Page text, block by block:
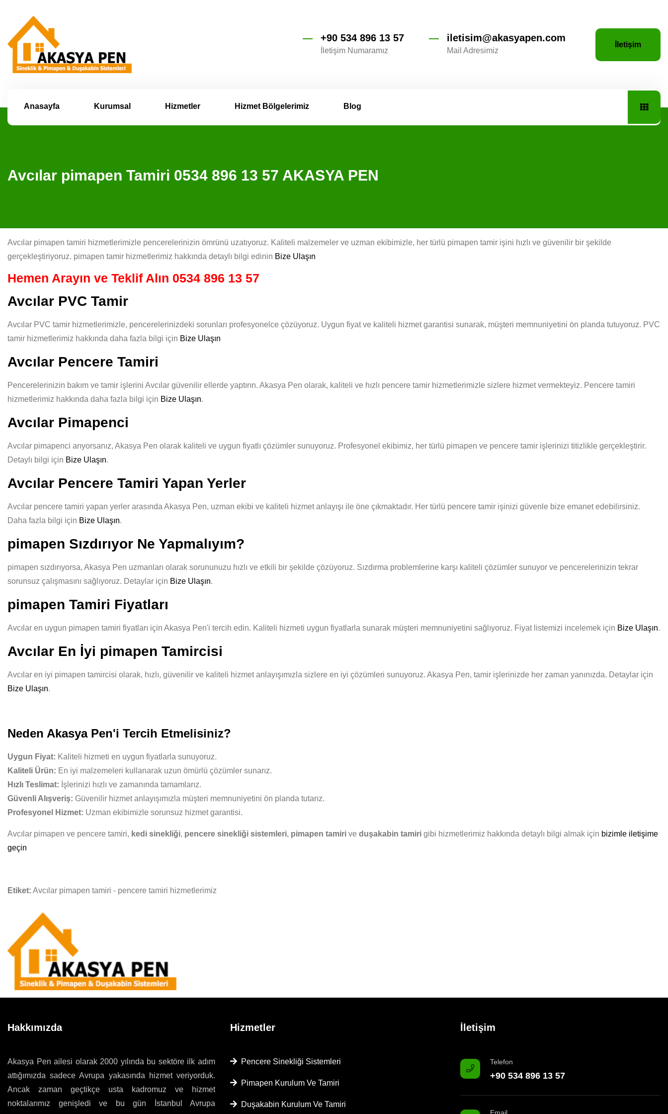
+90 534 896 13 57
İletişim Numaramız
iletisim@akasyapen.com
Mail Adresimiz
İletişim
Anasayfa Kurumsal Hizmetler Hizmet Bölgelerimiz Blog
Avcılar pimapen Tamiri 0534 896 13 57 AKASYA PEN
Avcılar pimapen tamiri hizmetlerimizle pencerelerinizin ömrünü uzatıyoruz. Kaliteli malzemeler ve uzman ekibimizle, her türlü pimapen tamir işini hızlı ve güvenilir bir şekilde
gerçekleştiriyoruz. pimapen tamir hizmetlerimiz hakkında detaylı bilgi edinin Bize Ulaşın
Hemen Arayın ve Teklif Alın 0534 896 13 57
Avcılar PVC Tamir
Avcılar PVC tamir hizmetlerimizle, pencerelerinizdeki sorunları profesyonelce çözüyoruz. Uygun fiyat ve kaliteli hizmet garantisi sunarak, müşteri memnuniyetini ön planda tutuyoruz. PVC
tamir hizmetlerimiz hakkında daha fazla bilgi için Bize Ulaşın
Avcılar Pencere Tamiri
Pencerelerinizin bakım ve tamir işlerini Avcılar güvenilir ellerde yaptırın. Akasya Pen olarak, kaliteli ve hızlı pencere tamir hizmetlerimizle sizlere hizmet vermekteyiz. Pencere tamiri
hizmetlerimiz hakkında daha fazla bilgi için Bize Ulaşın.
Avcılar Pimapenci
Avcılar pimapenci arıyorsanız, Akasya Pen olarak kaliteli ve uygun fiyatlı çözümler sunuyoruz. Profesyonel ekibimiz, her türlü pimapen ve pencere tamir işlerinizi titizlikle gerçekleştirir.
Detaylı bilgi için Bize Ulaşın.
Avcılar Pencere Tamiri Yapan Yerler
Avcılar pencere tamiri yapan yerler arasında Akasya Pen, uzman ekibi ve kaliteli hizmet anlayışı ile öne çıkmaktadır. Her türlü pencere tamir işinizi güvenle bize emanet edebilirsiniz.
Daha fazla bilgi için Bize Ulaşın.
pimapen Sızdırıyor Ne Yapmalıyım?
pimapen sızdırıyorsa, Akasya Pen uzmanları olarak sorununuzu hızlı ve etkili bir şekilde çözüyoruz. Sızdırma problemlerine karşı kaliteli çözümler sunuyor ve pencerelerinizin tekrar
sorunsuz çalışmasını sağlıyoruz. Detaylar için Bize Ulaşın.
pimapen Tamiri Fiyatları
Avcılar en uygun pimapen tamiri fiyatları için Akasya Pen'i tercih edin. Kaliteli hizmeti uygun fiyatlarla sunarak müşteri memnuniyetini sağlıyoruz. Fiyat listemizi incelemek için Bize Ulaşın.
Avcılar En İyi pimapen Tamircisi
Avcılar en iyi pimapen tamircisi olarak, hızlı, güvenilir ve kaliteli hizmet anlayışımızla sizlere en iyi çözümleri sunuyoruz. Akasya Pen, tamir işlerinizde her zaman yanınızda. Detaylar için
Bize Ulaşın.
Neden Akasya Pen'i Tercih Etmelisiniz?
Uygun Fiyat: Kaliteli hizmeti en uygun fiyatlarla sunuyoruz.
Kaliteli Ürün: En iyi malzemeleri kullanarak uzun ömürlü çözümler sunarız.
Hızlı Teslimat: İşlerinizi hızlı ve zamanında tamamlarız.
Güvenli Alışveriş: Güvenilir hizmet anlayışımızla müşteri memnuniyetini ön planda tutarız.
Profesyonel Hizmet: Uzman ekibimizle sorunsuz hizmet garantisi.
Avcılar pimapen ve pencere tamiri, kedi sinekliği, pencere sinekliği sistemleri, pimapen tamiri ve duşakabin tamiri gibi hizmetlerimiz hakkında detaylı bilgi almak için bizimle iletişime
geçin
Etiket: Avcılar pimapen tamiri - pencere tamiri hizmetlerimiz
Hakkımızda
Akasya Pen ailesi olarak 2000 yılında bu sektöre ilk adım
attığımızda sadece Avrupa yakasında hizmet veriyorduk.
Ancak zaman geçtikçe usta kadromuz ve hizmet
noktalarımız genişledi ve bu gün İstanbul Avrupa
Hizmetler
Pencere Sinekliği Sistemleri
Pimapen Kurulum Ve Tamiri
Duşakabin Kurulum Ve Tamiri
İletişim
Telefon
+90 534 896 13 57